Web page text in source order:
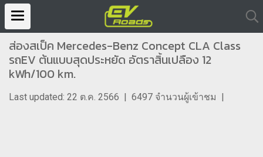
ส่องสเป็ค Mercedes-Benz Concept CLA Class
รถEV ต้นแบบสุดประหยัด อัตราสิ้นเปลือง 12
kWh/100 km.
Last updated: 22 ต.ค. 2566 | 6497 จำนวนผู้เข้าชม |